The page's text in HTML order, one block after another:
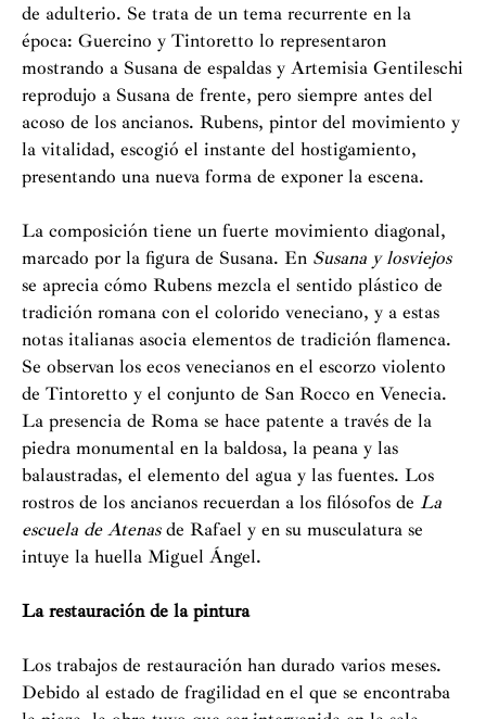
de adulterio. Se trata de un tema recurrente en la
época: Guercino y Tintoretto lo representaron
mostrando a Susana de espaldas y Artemisia Gentileschi
reprodujo a Susana de frente, pero siempre antes del
acoso de los ancianos. Rubens, pintor del movimiento y
la vitalidad, escogió el instante del hostigamiento,
presentando una nueva forma de exponer la escena.
La composición tiene un fuerte movimiento diagonal,
marcado por la figura de Susana. En Susana y losviejos
se aprecia cómo Rubens mezcla el sentido plástico de
tradición romana con el colorido veneciano, y a estas
notas italianas asocia elementos de tradición flamenca.
Se observan los ecos venecianos en el escorzo violento
de Tintoretto y el conjunto de San Rocco en Venecia.
La presencia de Roma se hace patente a través de la
piedra monumental en la baldosa, la peana y las
balaustradas, el elemento del agua y las fuentes. Los
rostros de los ancianos recuerdan a los filósofos de La
escuela de Atenasde Rafael y en su musculatura se
intuye la huella Miguel Ángel.
La restauración de la pintura
Los trabajos de restauración han durado varios meses.
Debido al estado de fragilidad en el que se encontraba